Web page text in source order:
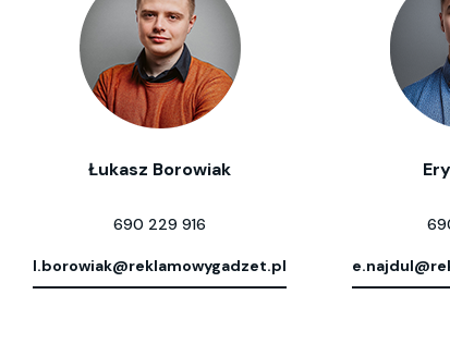
Łukasz Borowiak
690 229 916
l.borowiak@reklamowygadzet.pl